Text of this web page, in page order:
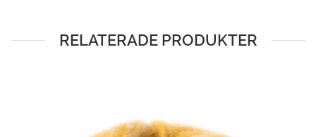
RELATERADE PRODUKTER